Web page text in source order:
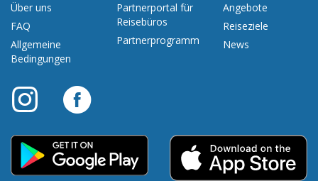
Über uns
FAQ
Allgemeine
Bedingungen
Partnerportal für
Reisebüros
Partnerprogramm
Angebote
Reiseziele
News